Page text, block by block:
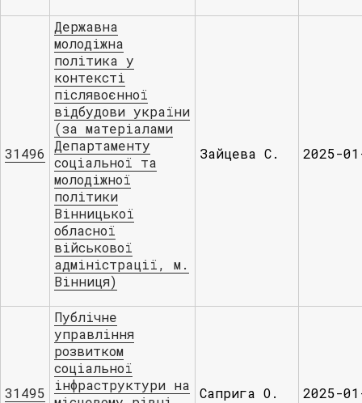
31496
Державна
молодіжна
політика у
контексті
післявоєнної
відбудови україни
(за матеріалами
Департаменту
соціальної та
молодіжної
політики
Вінницької
обласної
військової
адміністрації, м.
Вінниця)
Зайцева С. 2025-
31495
Публічне
управління
розвитком
соціальної
інфраструктури на
Саприга О. 2025-